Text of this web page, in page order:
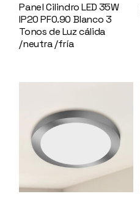
Panel Cilindro LED 35W
IP20 PF0.90 Blanco 3
Tonos de Luz cálida
/neutra /fría